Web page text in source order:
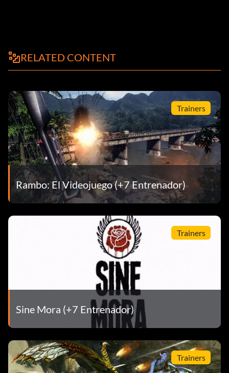
RELATED CONTENT
Trainers
Rambo: El Videojuego (+7 Entrenador)
Trainers
Sine Mora (+7 Entrenador)
Trainers